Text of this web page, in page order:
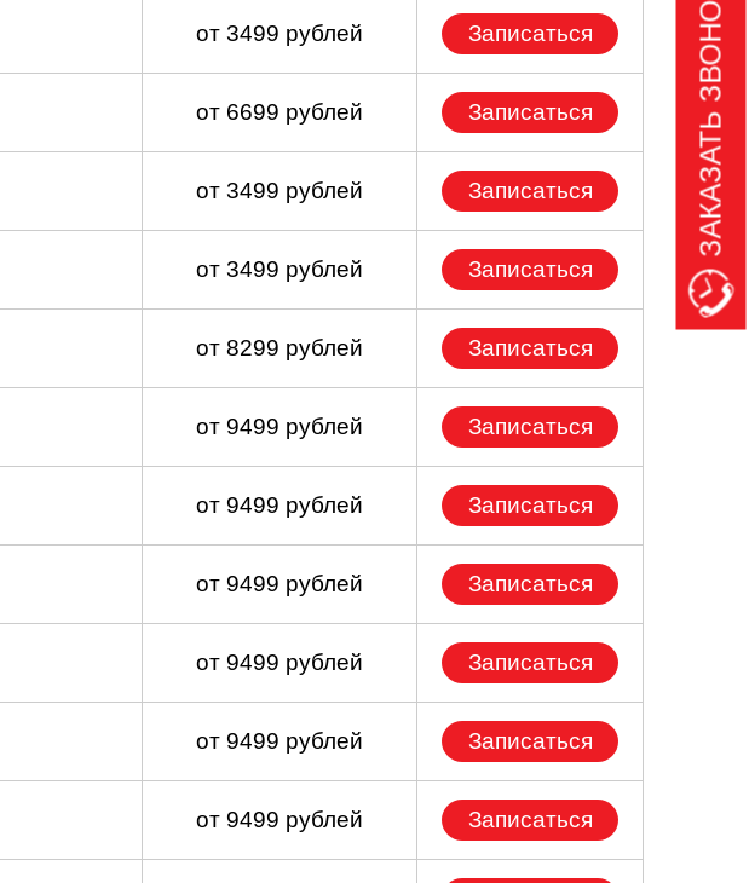
от 3499 рублей Записаться
от 6699 рублей Записаться
от 3499 рублей Записаться
от 3499 рублей Записаться
от 8299 рублей Записаться
от 9499 рублей Записаться
от 9499 рублей Записаться
от 9499 рублей Записаться
от 9499 рублей Записаться
от 9499 рублей Записаться
от 9499 рублей Записаться
ЗАКАЗАТЬ ЗВОНОК